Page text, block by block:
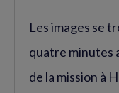
Les images se
quatre minutes
de la mission à